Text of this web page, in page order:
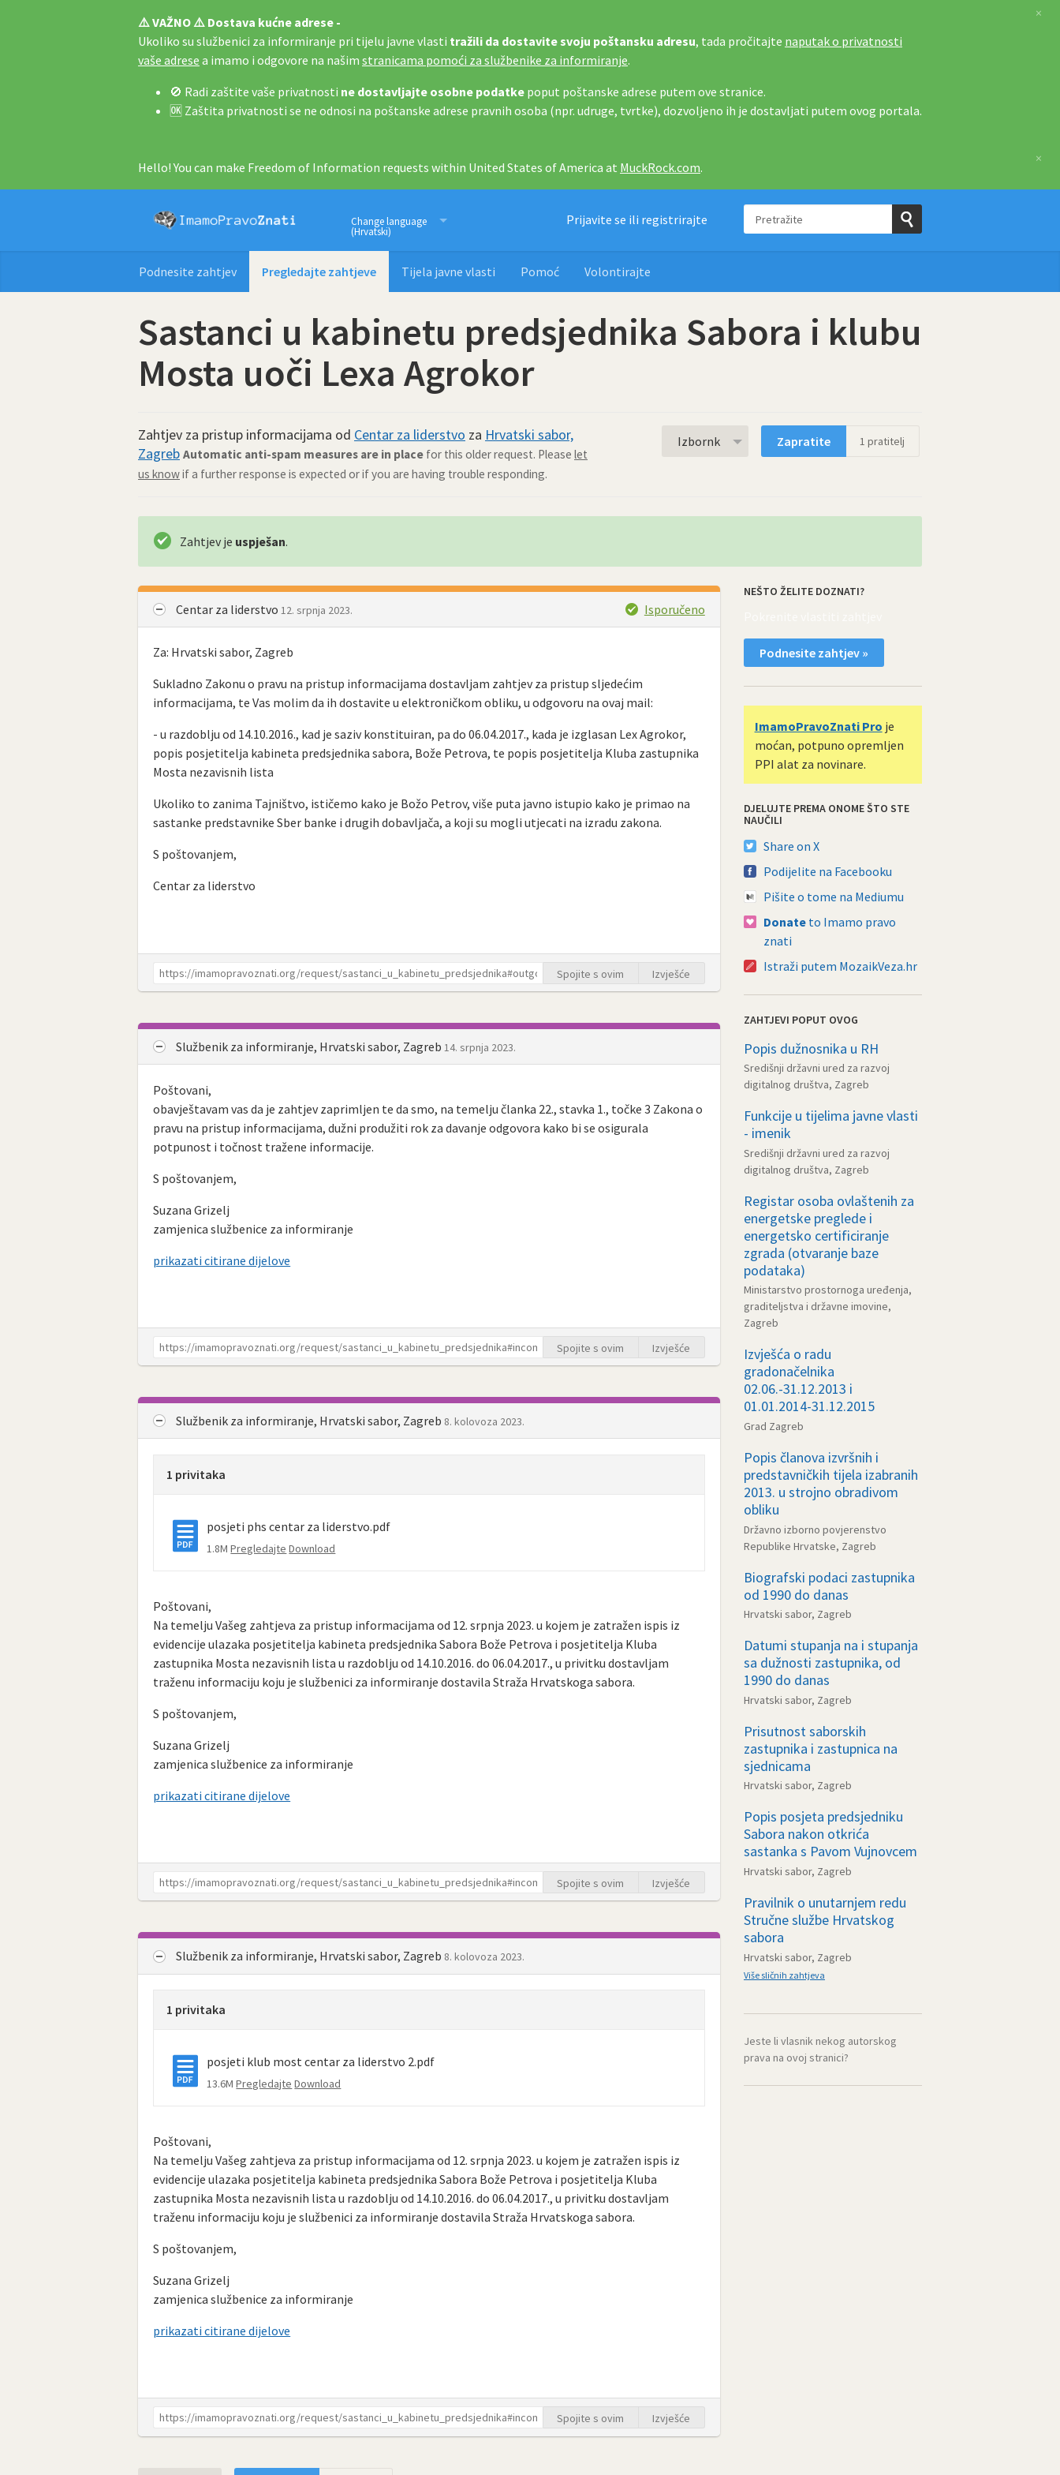
⚠️ VAŽNO ⚠️ Dostava kućne adrese -
Ukoliko su službenici za informiranje pri tijelu javne vlasti tražili da dostavite svoju poštansku adresu, tada pročitajte naputak o privatnosti
vaše adrese a imamo i odgovore na našim stranicama pomoći za službenike za informiranje.
🚫 Radi zaštite vaše privatnosti ne dostavljajte osobne podatke poput poštanske adrese putem ove stranice.
🆗 Zaštita privatnosti se ne odnosi na poštanske adrese pravnih osoba (npr. udruge, tvrtke), dozvoljeno ih je dostavljati putem ovog portala.
×
Hello! You can make Freedom of Information requests within United States of America at MuckRock.com.
×
Imamo pravo znati
Change language
(Hrvatski)
Prijavite se ili registrirajte Pretražite
Pošaljite
Podnesite zahtjev Pregledajte zahtjeve Tijela javne vlasti Pomoć Volontirajte
Sastanci u kabinetu predsjednika Sabora i klubu
Mosta uoči Lexa Agrokor
Zahtjev za pristup informacijama od Centar za liderstvo za Hrvatski sabor,
Zagreb Automatic anti-spam measures are in place for this older request. Please let
us knowif a further response is expected or if you are having trouble responding.
Izbornk Zapratite 1 pratitelj
Zahtjev je uspješan.
Centar za liderstvo 12. srpnja 2023. Isporučeno
Za: Hrvatski sabor, Zagreb
Sukladno Zakonu o pravu na pristup informacijama dostavljam zahtjev za pristup sljedećim
informacijama, te Vas molim da ih dostavite u elektroničkom obliku, u odgovoru na ovaj mail:
- u razdoblju od 14.10.2016., kad je saziv konstituiran, pa do 06.04.2017., kada je izglasan Lex Agrokor,
popis posjetitelja kabineta predsjednika sabora, Bože Petrova, te popis posjetitelja Kluba zastupnika
Mosta nezavisnih lista
Ukoliko to zanima Tajništvo, ističemo kako je Božo Petrov, više puta javno istupio kako je primao na
sastanke predstavnike Sber banke i drugih dobavljača, a koji su mogli utjecati na izradu zakona.
S poštovanjem,
Centar za liderstvo
Spojite s ovim Izvješće
Službenik za informiranje, Hrvatski sabor, Zagreb 14. srpnja 2023.
Poštovani,
obavještavam vas da je zahtjev zaprimljen te da smo, na temelju članka 22., stavka 1., točke 3 Zakona o
pravu na pristup informacijama, dužni produžiti rok za davanje odgovora kako bi se osigurala
potpunost i točnost tražene informacije.
S poštovanjem,
Suzana Grizelj
zamjenica službenice za informiranje
prikazati citirane dijelove
Spojite s ovim Izvješće
Službenik za informiranje, Hrvatski sabor, Zagreb 8. kolovoza 2023.
1 privitaka
posjeti phs centar za liderstvo.pdf
1.8MPregledajte Download
Poštovani,
Na temelju Vašeg zahtjeva za pristup informacijama od 12. srpnja 2023. u kojem je zatražen ispis iz
evidencije ulazaka posjetitelja kabineta predsjednika Sabora Bože Petrova i posjetitelja Kluba
zastupnika Mosta nezavisnih lista u razdoblju od 14.10.2016. do 06.04.2017., u privitku dostavljam
traženu informaciju koju je službenici za informiranje dostavila Straža Hrvatskoga sabora.
S poštovanjem,
Suzana Grizelj
zamjenica službenice za informiranje
prikazati citirane dijelove
Spojite s ovim Izvješće
Službenik za informiranje, Hrvatski sabor, Zagreb 8. kolovoza 2023.
1 privitaka
posjeti klub most centar za liderstvo 2.pdf
13.6MPregledajte Download
Poštovani,
Na temelju Vašeg zahtjeva za pristup informacijama od 12. srpnja 2023. u kojem je zatražen ispis iz
evidencije ulazaka posjetitelja kabineta predsjednika Sabora Bože Petrova i posjetitelja Kluba
zastupnika Mosta nezavisnih lista u razdoblju od 14.10.2016. do 06.04.2017., u privitku dostavljam
traženu informaciju koju je službenici za informiranje dostavila Straža Hrvatskoga sabora.
S poštovanjem,
Suzana Grizelj
zamjenica službenice za informiranje
prikazati citirane dijelove
Spojite s ovim Izvješće
NEŠTO ŽELITE DOZNATI?
Podnesite zahtjev »
ImamoPravoZnati Pro je
moćan, potpuno opremljen
PPI alat za novinare.
DJELUJTE PREMA ONOME ŠTO STE
NAUČILI
Share on X
Podijelite na Facebooku
Pišite o tome na Mediumu
Donate to Imamo pravo
znati
Istraži putem MozaikVeza.hr
ZAHTJEVI POPUT OVOG
Popis dužnosnika u RH
Središnji državni ured za razvoj
digitalnog društva, Zagreb
Funkcije u tijelima javne vlasti
- imenik
Središnji državni ured za razvoj
digitalnog društva, Zagreb
Registar osoba ovlaštenih za
energetske preglede i
energetsko certificiranje
zgrada (otvaranje baze
podataka)
Ministarstvo prostornoga uređenja,
graditeljstva i državne imovine,
Zagreb
Izvješća o radu
gradonačelnika
02.06.-31.12.2013 i
01.01.2014-31.12.2015
Grad Zagreb
Popis članova izvršnih i
predstavničkih tijela izabranih
2013. u strojno obradivom
obliku
Državno izborno povjerenstvo
Republike Hrvatske, Zagreb
Biografski podaci zastupnika
od 1990 do danas
Hrvatski sabor, Zagreb
Datumi stupanja na i stupanja
sa dužnosti zastupnika, od
1990 do danas
Hrvatski sabor, Zagreb
Prisutnost saborskih
zastupnika i zastupnica na
sjednicama
Hrvatski sabor, Zagreb
Popis posjeta predsjedniku
Sabora nakon otkrića
sastanka s Pavom Vujnovcem
Hrvatski sabor, Zagreb
Pravilnik o unutarnjem redu
Stručne službe Hrvatskog
sabora
Hrvatski sabor, Zagreb
Više sličnih zahtjeva
Jeste li vlasnik nekog autorskog
prava na ovoj stranici?